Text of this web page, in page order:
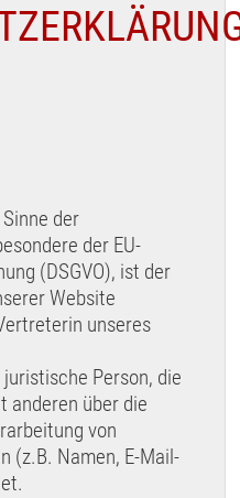
der
der EU-
(DSGVO), ist der
Website
unseres
Person, die
anderen über die
von
(z.B. Namen, E-Mail-